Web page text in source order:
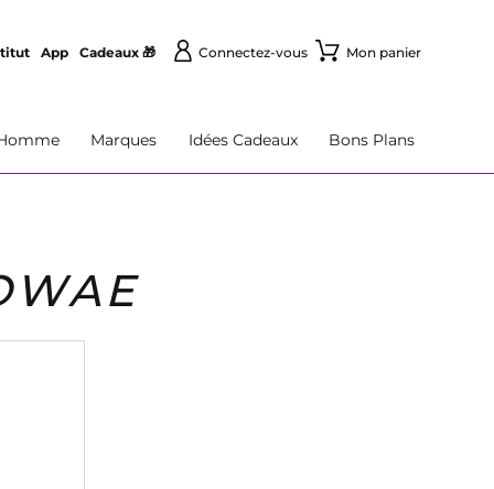
App Cadeaux 🎁 Connectez-vous Mon panier
Marques Idées Cadeaux Bons Plans